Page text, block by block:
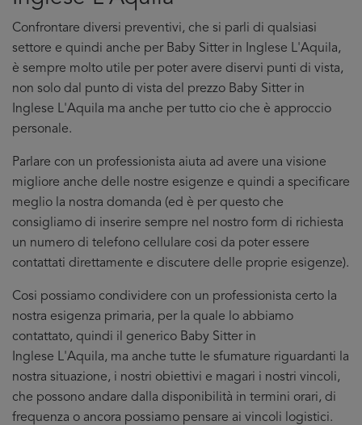
Confrontare diversi preventivi, che si parli di qualsiasi
settore e quindi anche per Baby Sitter in Inglese L'Aquila,
è sempre molto utile per poter avere diservi punti di vista,
non solo dal punto di vista del prezzo Baby Sitter in
Inglese L'Aquila ma anche per tutto cio che è approccio
personale.
Parlare con un professionista aiuta ad avere una visione
migliore anche delle nostre esigenze e quindi a specificare
meglio la nostra domanda (ed è per questo che
consigliamo di inserire sempre nel nostro form di richiesta
un numero di telefono cellulare cosi da poter essere
contattati direttamente e discutere delle proprie esigenze).
Cosi possiamo condividere con un professionista certo la
nostra esigenza primaria, per la quale lo abbiamo
contattato, quindi il generico Baby Sitter in
Inglese L'Aquila, ma anche tutte le sfumature riguardanti la
nostra situazione, i nostri obiettivi e magari i nostri vincoli,
che possono andare dalla disponibilità in termini orari, di
frequenza o ancora possiamo pensare ai vincoli logistici.